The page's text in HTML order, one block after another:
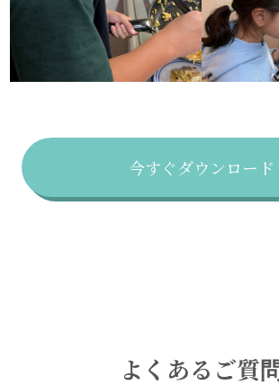
今すぐダウンロード
よくあるご質